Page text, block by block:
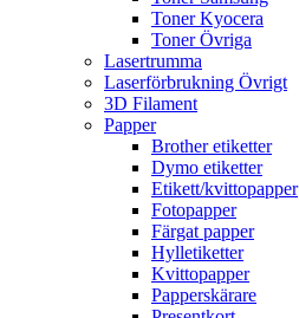
Toner Kyocera
Toner Övriga
Lasertrumma
Laserförbrukning Övrigt
3D Filament
Papper
Brother etiketter
Dymo etiketter
Etikett/kvittopapper
Fotopapper
Färgat papper
Hylletiketter
Kvittopapper
Papperskärare